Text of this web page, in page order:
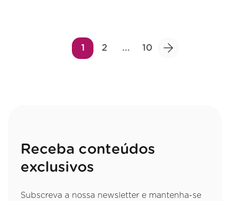
1 2 ... 10
Receba conteúdos
exclusivos
Subscreva a nossa newsletter e mantenha-se